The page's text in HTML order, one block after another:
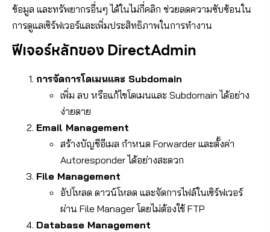
ข้อมูล และทรัพยากรอื่นๆ ได้ในไม่กี่คลิก ช่วยลดความซับซ้อนใน
การดูแลเซิร์ฟเวอร์และเพิ่มประสิทธิภาพในการทำงาน
ฟีเจอร์หลักของ DirectAdmin
การจัดการโดเมนและ Subdomain
เพิ่ม ลบ หรือแก้ไขโดเมนและ Subdomain ได้อย่าง
ง่ายดาย
Email Management
สร้างบัญชีอีเมล กำหนด Forwarder และตั้งค่า
Autoresponder ได้อย่างสะดวก
File Management
อัปโหลด ดาวน์โหลด และจัดการไฟล์ในเซิร์ฟเวอร์
ผ่าน File Manager โดยไม่ต้องใช้ FTP
Database Management